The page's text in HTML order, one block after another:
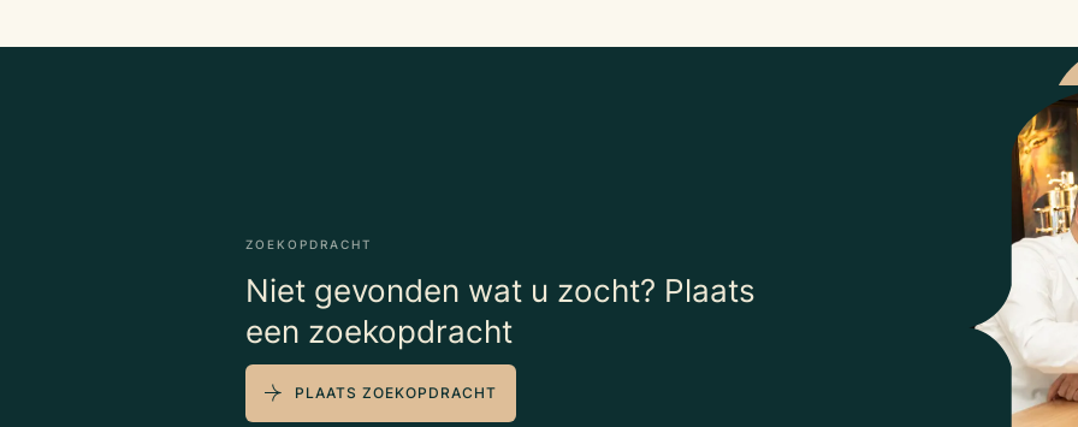
ZOEKOPDRACHT
Niet gevonden wat u zocht? Plaats
een zoekopdracht
PLAATS ZOEKOPDRACHT